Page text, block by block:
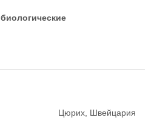
биологическиe
Цюрих, Швейцария